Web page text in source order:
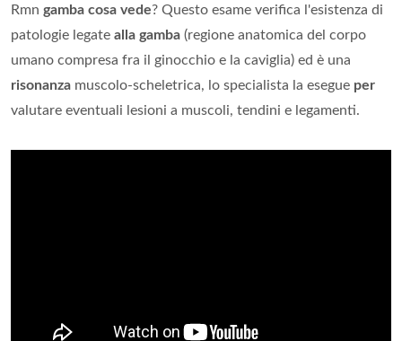
Rmn gamba cosa vede? Questo esame verifica l'esistenza di
patologie legate alla gamba (regione anatomica del corpo
umano compresa fra il ginocchio e la caviglia) ed è una
risonanza muscolo-scheletrica, lo specialista la esegue per
valutare eventuali lesioni a muscoli, tendini e legamenti.